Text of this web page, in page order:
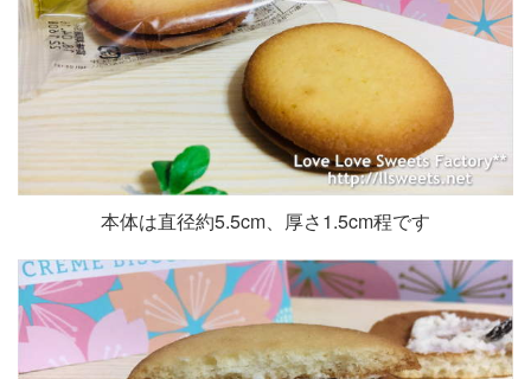
本体は直径約5.5cm、厚さ1.5cm程です